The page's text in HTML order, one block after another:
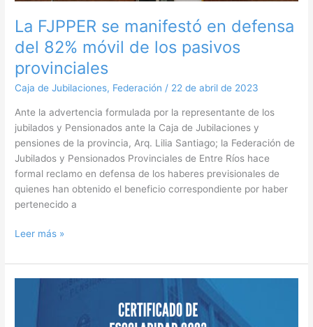
La FJPPER se manifestó en defensa
del 82% móvil de los pasivos
provinciales
Caja de Jubilaciones, Federación / 22 de abril de 2023
Ante la advertencia formulada por la representante de los
jubilados y Pensionados ante la Caja de Jubilaciones y
pensiones de la provincia, Arq. Lilia Santiago; la Federación de
Jubilados y Pensionados Provinciales de Entre Ríos hace
formal reclamo en defensa de los haberes previsionales de
quienes han obtenido el beneficio correspondiente por haber
pertenecido a
móvil
los
pasivos
provinciales
Leer más »